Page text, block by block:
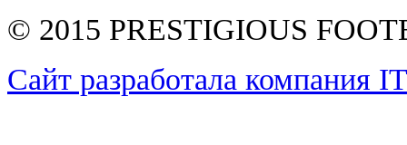
© 2015 PRESTIGIOUS
Сайт разработала компания